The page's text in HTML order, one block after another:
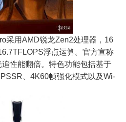
用AMD锐龙Zen2处理器，16
浮点运算。官方宣称
性能翻倍。特色功能包括基于
、4K60帧强化模式以及Wi-